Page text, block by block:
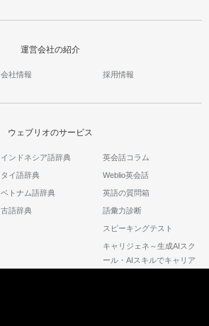
運営会社の紹介
会社情報 採用情報
ウェブリオのサービス
インドネシア語辞典
タイ語辞典
ベトナム語辞典
古語辞典
英会話コラム
Weblio英会話
英語の質問箱
語彙力診断
スピーキングテスト
キャリジェネ～生成AIスク
ール・AIスキルでキャリア